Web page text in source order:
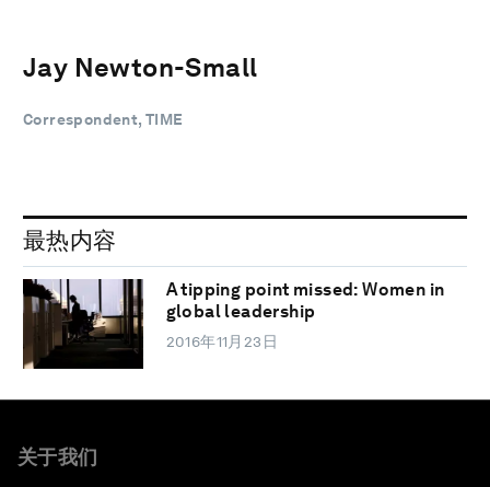
Jay Newton-Small
Correspondent, TIME
最热内容
A tipping point missed: Women in
global leadership
2016年11月23日
关于我们